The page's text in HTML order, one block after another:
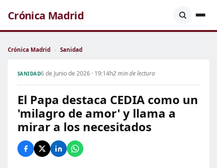
Crónica Madrid
Crónica Madrid › Sanidad
SANIDAD6 de Junio de 2026 · 19:14h2 min de lectura
El Papa destaca CEDIA como un
'milagro de amor' y llama a
mirar a los necesitados